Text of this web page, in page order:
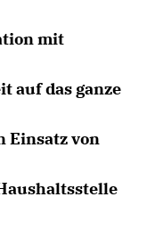
mit
auf das ganze
Einsatz von